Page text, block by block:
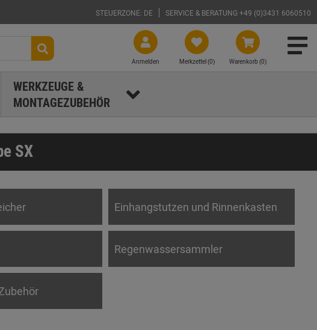
STEUERZONE: DE SERVICE & BERATUNG +49 (0)3431 6060510
Warenkorb (0)
Merkzettel (0)
Anmelden
WERKZEUGE &
MONTAGEZUBEHÖR
SX
Einhangstutzen und Rinnenkasten
Regenwassersammler